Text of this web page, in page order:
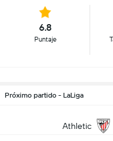
6.8
Puntaje
Próximo partido - LaLiga
Athletic